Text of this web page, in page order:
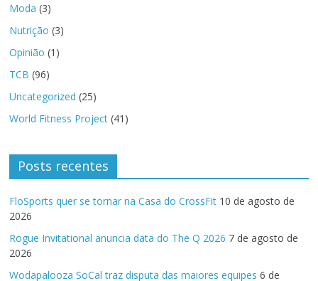
Moda (3)
Nutrição (3)
Opinião (1)
TCB (96)
Uncategorized (25)
World Fitness Project (41)
Posts recentes
FloSports quer se tornar na Casa do CrossFit 10 de agosto de
2026
Rogue Invitational anuncia data do The Q 2026 7 de agosto de
2026
Wodapalooza SoCal traz disputa das maiores equipes 6 de